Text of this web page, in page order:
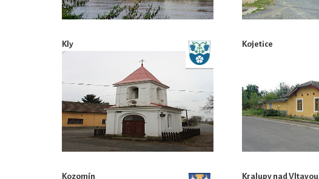
Kly Kojetice
Kozomín Kralupy nad Vltavou